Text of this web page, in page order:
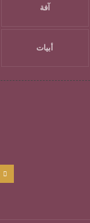
آفة
أبيات